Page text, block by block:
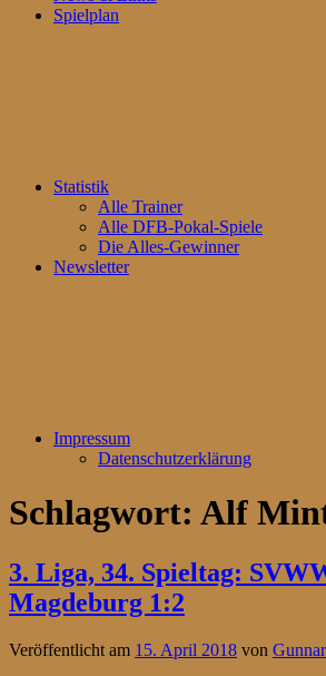
Spielplan
Statistik
Alle Trainer
Alle DFB-Pokal-Spiele
Die Alles-Gewinner
Newsletter
Impressum
Datenschutzerklärung
Schlagwort: Alf
3. Liga, 34. Spieltag:
Magdeburg 1:2
Veröffentlicht am 15. April 2018 von Gunnar